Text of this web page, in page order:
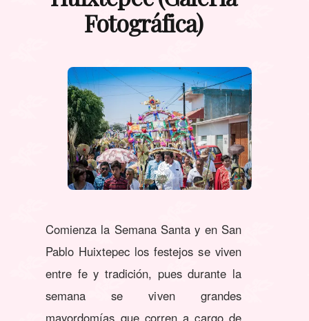
Fotográfica)
Comienza la Semana Santa y en San
Pablo Huixtepec los festejos se viven
entre fe y tradición, pues durante la
semana se viven grandes